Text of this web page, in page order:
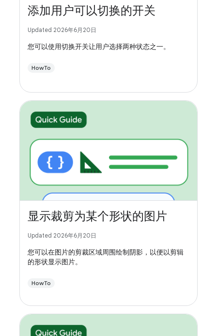
添加用户可以切换的开关
Updated 2026年6月20日
您可以使用切换开关让用户选择两种状态之一。
HowTo
显示裁剪为某个形状的图片
Updated 2026年6月20日
您可以在图片的剪裁区域周围绘制阴影，以便以剪辑
的形状显示图片。
HowTo